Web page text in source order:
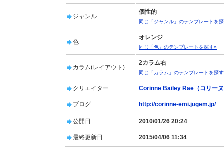
ジャンル
個性的
同じ「ジャンル」のテンプレートを
色
オレンジ
同じ「色」のテンプレートを探す»
カラム(レイアウト)
2カラム右
同じ「カラム」のテンプレートを探
クリエイター Corinne Bailey Rae（コリー
ブログ http://corinne-emi.jugem.jp/
公開日 2010/01/26 20:24
最終更新日 2015/04/06 11:34